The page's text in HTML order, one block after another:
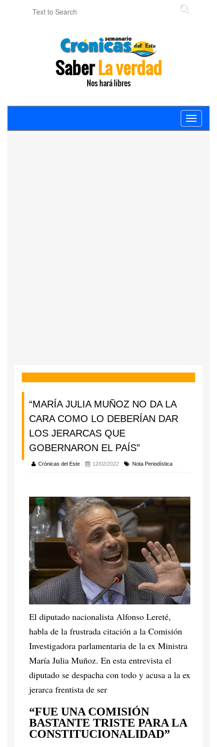
SaberLa verdad
Nos hará libres
Toggle
“MARÍA JULIA MUÑOZ NO DA LA
CARA COMO LO DEBERÍAN DAR
LOS JERARCAS QUE
GOBERNARON EL PAÍS”
Crónicas del Este 12/02/2022 Nota Periodística
El diputado nacionalista Alfonso Lereté,
habla de la frustrada citación a la Comisión
Investigadora parlamentaria de la ex Ministra
María Julia Muñoz. En esta entrevista el
diputado se despacha con todo y acusa a la ex
jerarca frentista de ser
“FUE UNA COMISIÓN
BASTANTE TRISTE PARA LA
CONSTITUCIONALIDAD”